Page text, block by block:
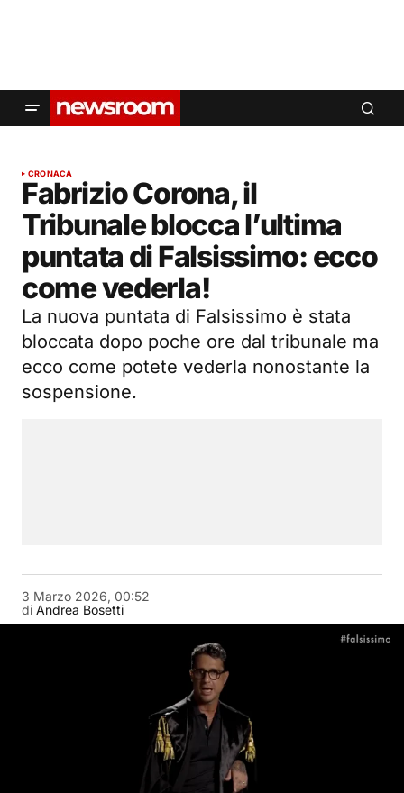
CRONACA
Fabrizio Corona, il
Tribunale blocca l’ultima
puntata di Falsissimo: ecco
come vederla!
La nuova puntata di Falsissimo è stata
bloccata dopo poche ore dal tribunale ma
ecco come potete vederla nonostante la
sospensione.
di Andrea Bosetti
3 Marzo 2026, 00:52